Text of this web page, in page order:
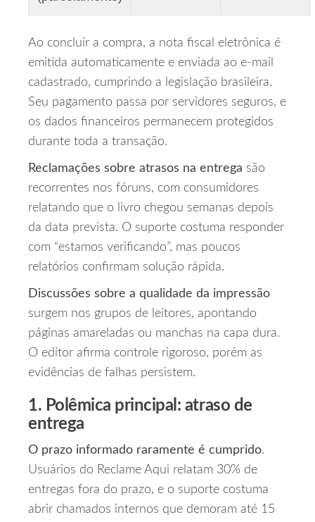
Ao concluir a compra, a nota fiscal eletrônica é
emitida automaticamente e enviada ao e‑mail
cadastrado, cumprindo a legislação brasileira.
Seu pagamento passa por servidores seguros, e
os dados financeiros permanecem protegidos
durante toda a transação.
Reclamações sobre atrasos na entrega são
recorrentes nos fóruns, com consumidores
relatando que o livro chegou semanas depois
da data prevista. O suporte costuma responder
com “estamos verificando”, mas poucos
relatórios confirmam solução rápida.
Discussões sobre a qualidade da impressão
surgem nos grupos de leitores, apontando
páginas amareladas ou manchas na capa dura.
O editor afirma controle rigoroso, porém as
evidências de falhas persistem.
1. Polêmica principal: atraso de
entrega
O prazo informado raramente é cumprido.
Usuários do Reclame Aqui relatam 30% de
entregas fora do prazo, e o suporte costuma
abrir chamados internos que demoram até 15